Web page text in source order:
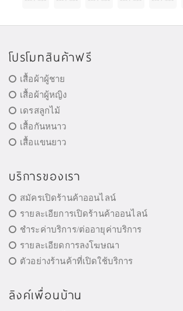
โปรโมทสินค้าฟรี
เสื้อผ้าผู้ชาย
เสื้อผ้าผู้หญิง
เดรสลูกไม้
เสื้อกันหนาว
เสื้อแขนยาว
บริการของเรา
สมัครเปิดร้านค้าออนไลน์
รายละเอียการเปิดร้านค้าออนไลน์
ชำระค่าบริการ/ต่ออายุค่าบริการ
รายละเอียดการลงโฆษณา
ตัวอย่างร้านค้าที่เปิดใช้บริการ
ลิงค์เพื่อนบ้าน